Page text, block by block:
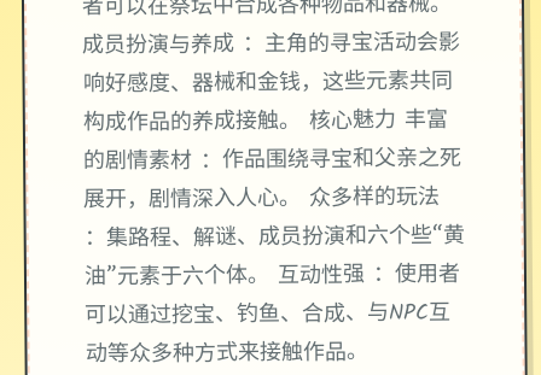
成员扮演与养成 ：主角的寻宝活动会影
响好感度、器械和金钱，这些元素共同
构成作品的养成接触。 核心魅力 丰富
的剧情素材 ：作品围绕寻宝和父亲之死
展开，剧情深入人心。 众多样的玩法
：集路程、解谜、成员扮演和六个些“黄
油”元素于六个体。 互动性强 ：使用者
可以通过挖宝、钓鱼、合成、与NPC互
动等众多种方式来接触作品。